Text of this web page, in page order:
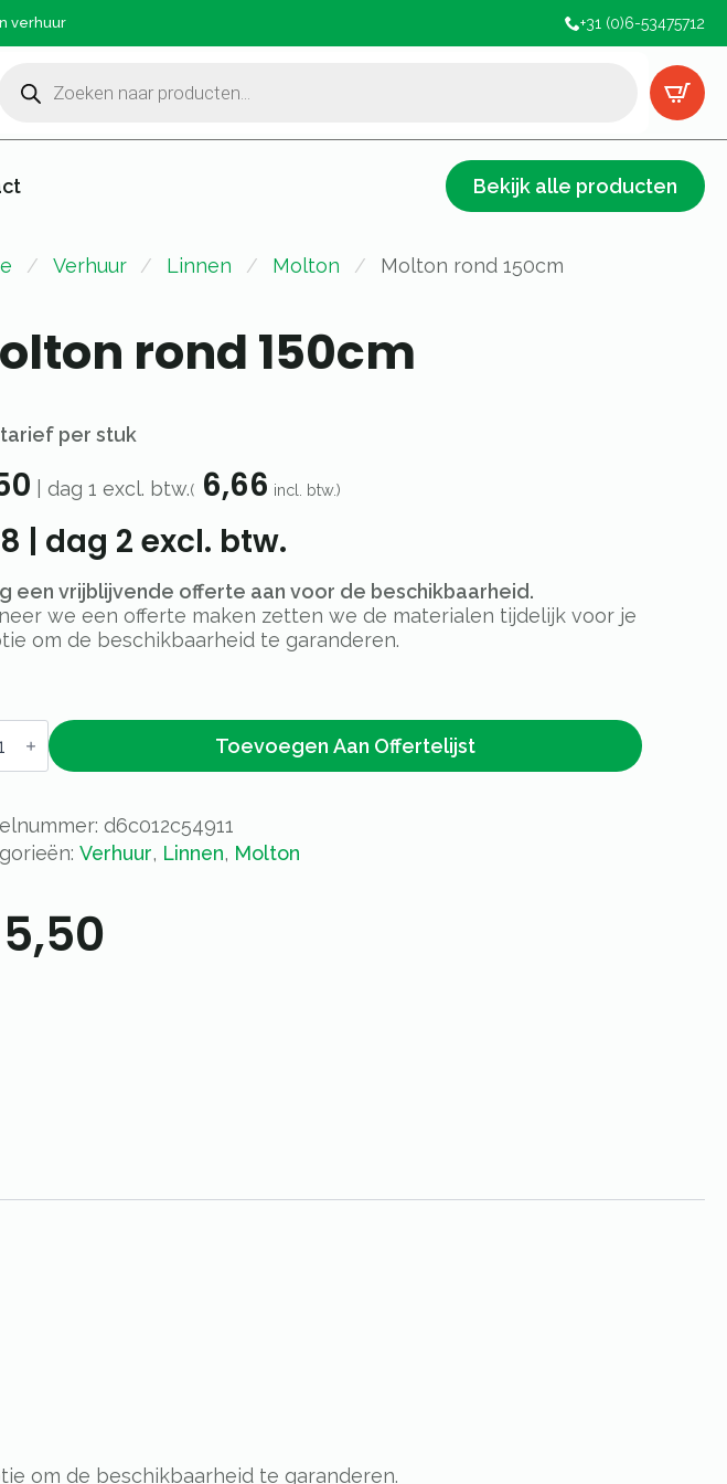
verhuur +31 (0)6-53475712
zoeken
Bekijk alle producten
Verhuur Linnen Molton Molton rond 150cm
rond 150cm
per stuk
dag 1 excl. btw.(6,66 incl. btw.)
dag 2 excl. btw.
een vrijblijvende offerte aan voor de beschikbaarheid.
we een offerte maken zetten we de materialen tijdelijk voor je
om de beschikbaarheid te garanderen.
Toevoegen Aan Offertelijst
d6c012c54911
Verhuur, Linnen, Molton
5,50
om de beschikbaarheid te garanderen.